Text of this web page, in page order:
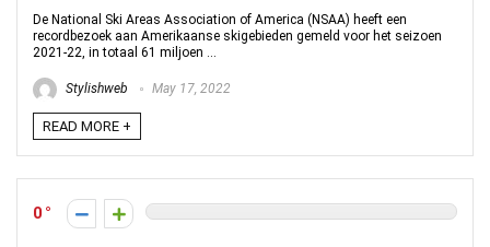
De National Ski Areas Association of America (NSAA) heeft een
recordbezoek aan Amerikaanse skigebieden gemeld voor het seizoen
2021-22, in totaal 61 miljoen ...
Stylishweb May 17, 2022
READ MORE +
0